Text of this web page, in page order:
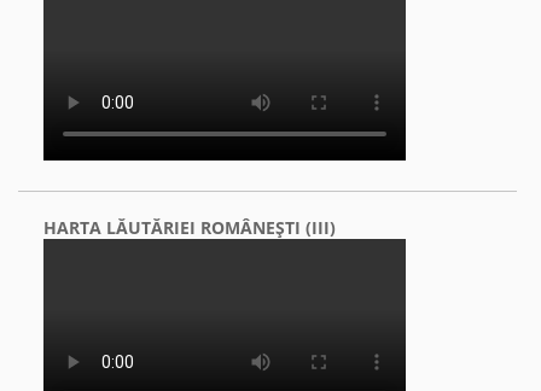
HARTA LĂUTĂRIEI ROMÂNEŞTI (III)